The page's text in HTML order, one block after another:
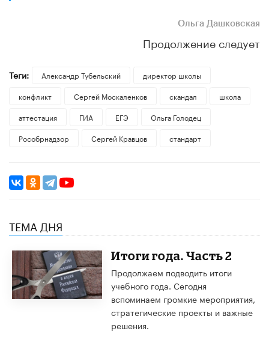
Ольга Дашковская
Продолжение следует
Теги: Александр Тубельский
директор школы
конфликт
Сергей Москаленков скандал
школа
аттестация
ГИА ЕГЭ
Ольга Голодец
Рособрнадзор
Сергей Кравцов стандарт
ТЕМА ДНЯ
Итоги года. Часть 2
Продолжаем подводить итоги
учебного года. Сегодня
вспоминаем громкие мероприятия,
стратегические проекты и важные
решения.